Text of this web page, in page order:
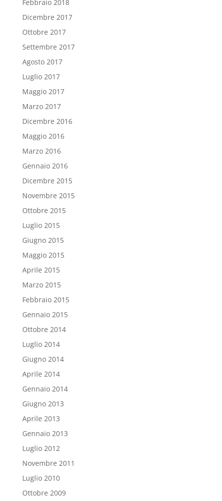
Febbraio 2018
Dicembre 2017
Ottobre 2017
Settembre 2017
Agosto 2017
Luglio 2017
Maggio 2017
Marzo 2017
Dicembre 2016
Maggio 2016
Marzo 2016
Gennaio 2016
Dicembre 2015
Novembre 2015
Ottobre 2015
Luglio 2015
Giugno 2015
Maggio 2015
Aprile 2015
Marzo 2015
Febbraio 2015
Gennaio 2015
Ottobre 2014
Luglio 2014
Giugno 2014
Aprile 2014
Gennaio 2014
Giugno 2013
Aprile 2013
Gennaio 2013
Luglio 2012
Novembre 2011
Luglio 2010
Ottobre 2009